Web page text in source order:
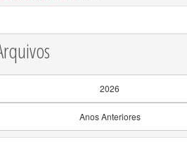
2026
Anos Anteriores